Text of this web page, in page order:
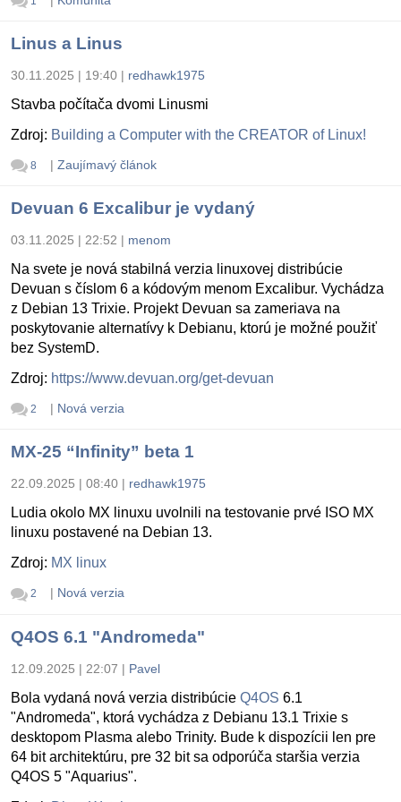
Linus a Linus
30.11.2025 | 19:40 | redhawk1975
Stavba počítača dvomi Linusmi
Zdroj: Building a Computer with the CREATOR of Linux!
8 | Zaujímavý článok
Devuan 6 Excalibur je vydaný
03.11.2025 | 22:52 | menom
Na svete je nová stabilná verzia linuxovej distribúcie
Devuan s číslom 6 a kódovým menom Excalibur. Vychádza
z Debian 13 Trixie. Projekt Devuan sa zameriava na
poskytovanie alternatívy k Debianu, ktorú je možné použiť
bez SystemD.
Zdroj: https://www.devuan.org/get-devuan
2 | Nová verzia
MX-25 “Infinity” beta 1
22.09.2025 | 08:40 | redhawk1975
Ludia okolo MX linuxu uvolnili na testovanie prvé ISO MX
linuxu postavené na Debian 13.
Zdroj: MX linux
2 | Nová verzia
Q4OS 6.1 "Andromeda"
12.09.2025 | 22:07 | Pavel
Bola vydaná nová verzia distribúcie Q4OS 6.1
"Andromeda", ktorá vychádza z Debianu 13.1 Trixie s
desktopom Plasma alebo Trinity. Bude k dispozícii len pre
64 bit architektúru, pre 32 bit sa odporúča staršia verzia
Q4OS 5 "Aquarius".